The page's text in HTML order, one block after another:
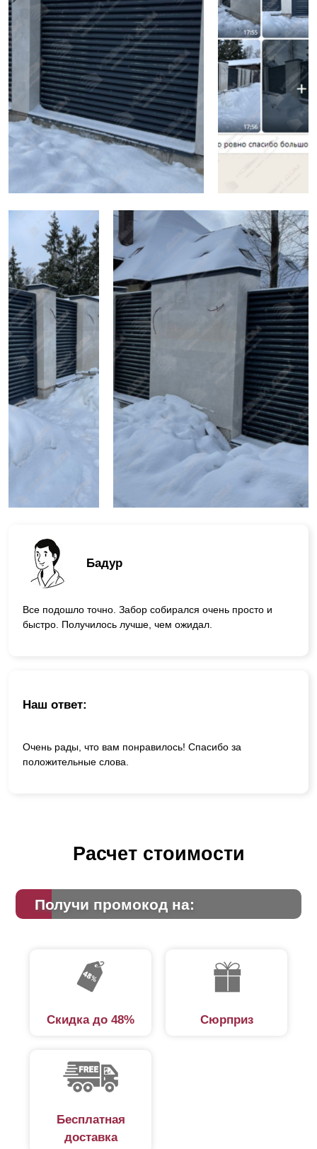
Бадур
Все подошло точно. Забор собирался очень просто и
быстро. Получилось лучше, чем ожидал.
Наш ответ:
Очень рады, что вам понравилось! Спасибо за
положительные слова.
Расчет стоимости
Получи промокод на:
Скидка до 48% Сюрприз
Бесплатная
доставка